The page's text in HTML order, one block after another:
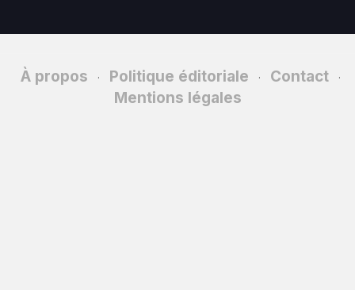
À propos · Politique éditoriale · Contact ·
Mentions légales